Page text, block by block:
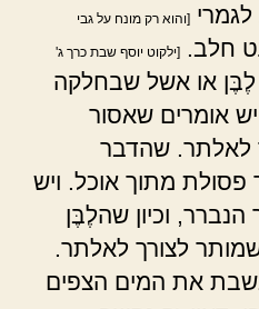
[והוא רק מונח על גבי
חלב. [ילקוט יוסף שבת כרך ג'
או אשל שבחלקה
אומרים שאסור
לאלתר. שהדבר
פסולת מתוך אוכל. ויש
וכיון שהלֶבֶּן
לצורך לאלתר.
את המים הצפים